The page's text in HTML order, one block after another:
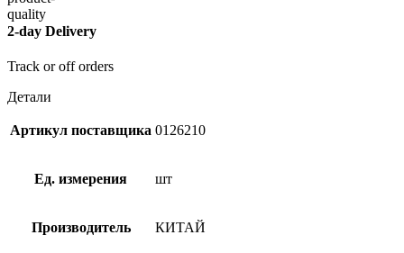
2-day Delivery
Track or off orders
Детали
Артикул поставщика 0126210
Ед. измерения шт
Производитель КИТАЙ